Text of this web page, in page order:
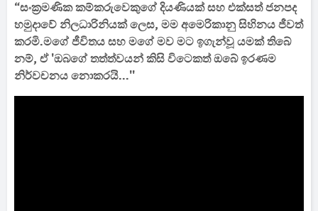
“සංක්‍රමණික කම්කරුවෙකුගේ දියණියක් සහ එක්සත් ජනපද
හමුදාවේ නිලධාරිනියක් ලෙස, මම අමෙරිකානු සිහිනය ජීවත්
කරමි.මගේ ජීවිතය සහ මගේ මව මට ඉගැන්වූ යමක් තිබේ
නම්, ඒ 'ඔබගේ තත්ත්වයන් කිසි විටෙකත් ඔබේ ඉරණම
නිර්වචනය නොකරයි...''